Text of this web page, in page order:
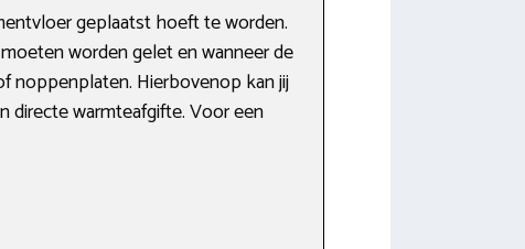
geplaatst hoeft te worden.
worden gelet en wanneer de
noppenplaten. Hierbovenop kan jij
directe warmteafgifte. Voor een